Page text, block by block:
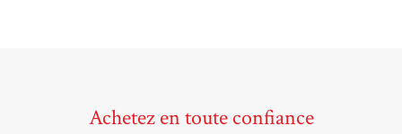
Achetez en toute confiance